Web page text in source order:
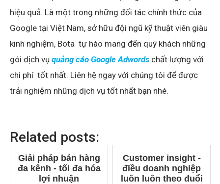
hiệu quả. Là một trong những đối tác chính thức của
Google tại Việt Nam, sở hữu đội ngũ kỹ thuật viên giàu
kinh nghiệm, Bota tự hào mang đến quý khách những
gói dịch vụ quảng cáo Google Adwords chất lượng với
chi phí tốt nhất. Liên hệ ngay với chúng tôi để được
trải nghiệm những dịch vụ tốt nhất bạn nhé.
Related posts:
Giải pháp bán hàng
đa kênh - tối đa hóa
lợi nhuận
Customer insight -
điều doanh nghiệp
luôn luôn theo đuổi